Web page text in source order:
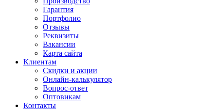
Гарантия
Портфолио
Отзывы
Реквизиты
Вакансии
Карта сайта
Клиентам
Скидки и акции
Онлайн-калькулятор
Вопрос-ответ
Оптовикам
Контакты